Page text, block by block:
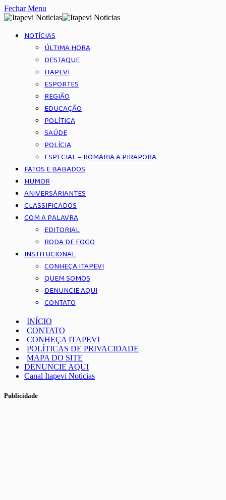
Fechar Menu
NOTÍCIAS
ÚLTIMA HORA
DESTAQUE
ITAPEVI
ESPORTES
REGIÃO
EDUCAÇÃO
POLÍTICA
SAÚDE
POLÍCIA
ESPECIAL – ROMARIA A PIRAPORA
FATOS E BABADOS
HUMOR
ANIVERSÁRIANTES
CLASSIFICADOS
COM A PALAVRA
EDITORIAL
RODA DE FOGO
INSTITUCIONAL
CONHEÇA ITAPEVI
QUEM SOMOS
DENUNCIE AQUI
CONTATO
INÍCIO
CONTATO
CONHEÇA ITAPEVI
POLÍTICAS DE PRIVACIDADE
MAPA DO SITE
DENUNCIE AQUI
Canal Itapevi Noticias
Publicidade